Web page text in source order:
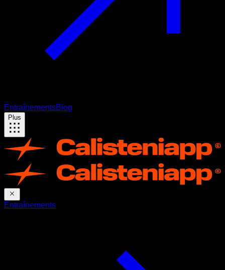
EntraînementsBlog
Plus
Entraînements